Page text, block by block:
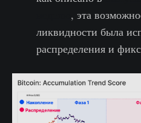
, эта
ликвидности была
распределения и